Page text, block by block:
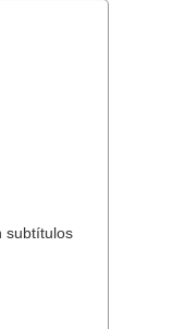
subtítulos